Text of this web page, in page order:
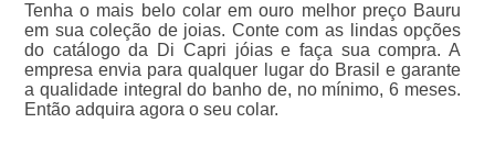
Tenha o mais belo colar em ouro melhor preço Bauru
em sua coleção de joias. Conte com as lindas opções
do catálogo da Di Capri jóias e faça sua compra. A
empresa envia para qualquer lugar do Brasil e garante
a qualidade integral do banho de, no mínimo, 6 meses.
Então adquira agora o seu colar.